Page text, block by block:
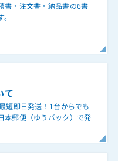
書・注文書・納品書の6書
て
短即日発送！1台からでも
本郵便（ゆうパック）で発